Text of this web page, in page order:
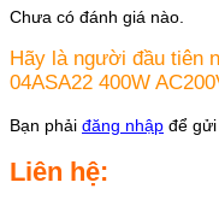
Chưa có đánh giá nào.
Hãy là người đầu tiên
04ASA22 400W
Bạn phải đăng nhập để gửi
Liên hệ: